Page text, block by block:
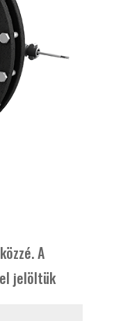
A
jelöltük